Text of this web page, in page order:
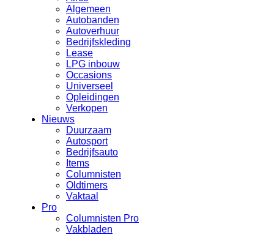
Algemeen
Autobanden
Autoverhuur
Bedrijfskleding
Lease
LPG inbouw
Occasions
Universeel
Opleidingen
Verkopen
Nieuws
Duurzaam
Autosport
Bedrijfsauto
Items
Columnisten
Oldtimers
Vaktaal
Pro
Columnisten Pro
Vakbladen